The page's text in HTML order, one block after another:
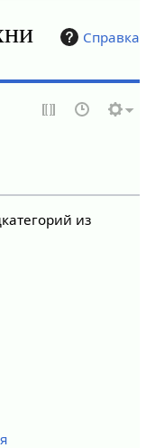
Справка
из